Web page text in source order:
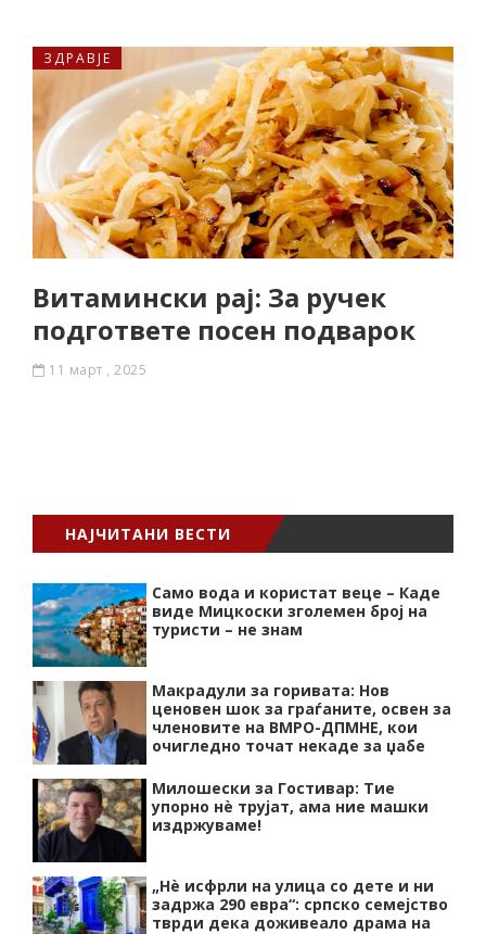
ЗДРАВЈЕ
Витамински рај: За ручек
подгответе посен подварок
11 март , 2025
НАЈЧИТАНИ ВЕСТИ
Само вода и користат веце – Каде
виде Мицкоски зголемен број на
туристи – не знам
Макрадули за горивата: Нов
ценовен шок за граѓаните, освен за
членовите на ВМРО-ДПМНЕ, кои
очигледно точат некаде за џабе
Милошески за Гостивар: Тие
упорно нѐ трујат, ама ние машки
издржуваме!
„Нѐ исфрли на улица со дете и ни
задржа 290 евра“: српско семејство
тврди дека доживеало драма на